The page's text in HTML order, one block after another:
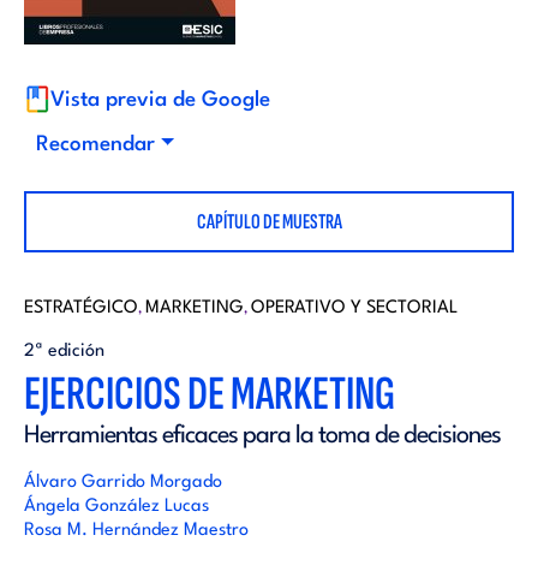
d
t
o
r
i
a
l
a
Vista previa de Google
Recomendar
CAPÍTULO DE MUESTRA
ESTRATÉGICO, MARKETING, OPERATIVO Y SECTORIAL
2ª edición
EJERCICIOS DE MARKETING
Herramientas eficaces para la toma de decisiones
Álvaro Garrido Morgado
Ángela González Lucas
Rosa M. Hernández Maestro